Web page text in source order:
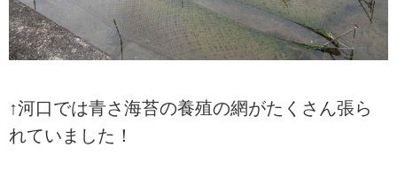
↑河口では青さ海苔の養殖の網がたくさん張ら
れていました！